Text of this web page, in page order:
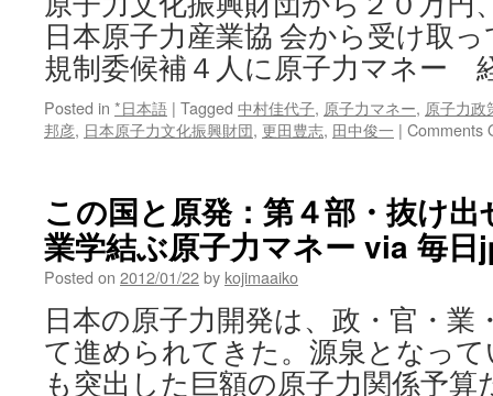
日本原子力産業協 会から受け取
規制委候補４人に原子力マネー
Posted in *日本語 | Tagged 中村佳代子, 原子力マネー, 原子力政
邦彦, 日本原子力文化振興財団, 更田豊志, 田中俊一 | Comments
この国と原発：第４部・抜け
業学結ぶ原子力マネー via 毎日
Posted on 2012/01/22by kojimaaiko
日本の原子力開発は、政・官・業
て進められてきた。源泉となっ
も突出した巨額の原子力関係予